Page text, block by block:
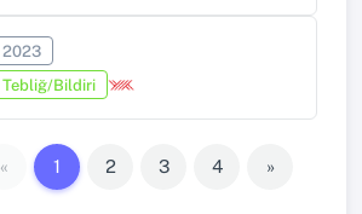
2023
Tebliğ/Bildiri
« 1 2 3 4 »